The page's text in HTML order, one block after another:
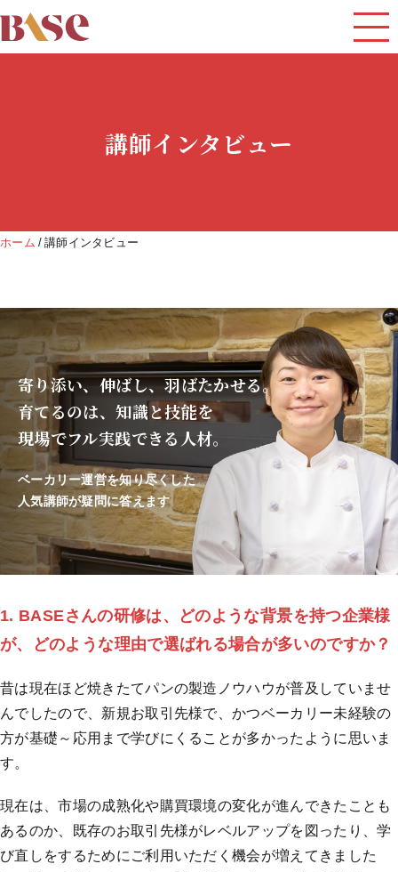
講師インタビュー
ホーム 講師インタビュー
寄り添い、伸ばし、羽ばたかせる。
育てるのは、知識と技能を
現場でフル実践できる人材。
ベーカリー運営を知り尽くした
人気講師が疑問に答えます
1. BASEさんの研修は、どのような背景を持つ企業様
が、どのような理由で選ばれる場合が多いのですか？
昔は現在ほど焼きたてパンの製造ノウハウが普及していませ
んでしたので、新規お取引先様で、かつベーカリー未経験の
方が基礎～応用まで学びにくることが多かったように思いま
す。
現在は、市場の成熟化や購買環境の変化が進んできたことも
あるのか、既存のお取引先様がレベルアップを図ったり、学
び直しをするためにご利用いただく機会が増えてきました